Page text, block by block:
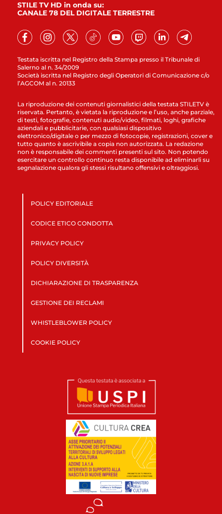
Testata iscritta nel Registro della Stampa presso il Tribunale di
Salerno al n. 34/2009
Società iscritta nel Registro degli Operatori di Comunicazione c/o
l’AGCOM al n. 20133
STILE TV HD in onda su:
CANALE 78 DEL DIGITALE TERRESTRE
La riproduzione dei contenuti giornalistici della testata STILETV è
riservata. Pertanto, è vietata la riproduzione e l’uso, anche parziale,
di testi, fotografie, contenuti audio/video, filmati, loghi, grafiche
aziendali e pubblicitarie, con qualsiasi dispositivo
elettronico/digitale o per mezzo di fotocopie, registrazioni, cover e
tutto quanto è ascrivibile a copia non autorizzata. La redazione
non è responsabile dei commenti presenti sul sito. Non potendo
esercitare un controllo continuo resta disponibile ad eliminarli su
segnalazione qualora gli stessi risultano offensivi e oltraggiosi.
POLICY EDITORIALE
CODICE ETICO CONDOTTA
PRIVACY POLICY
POLICY DIVERSITÀ
DICHIARAZIONE DI TRASPARENZA
GESTIONE DEI RECLAMI
WHISTLEBLOWER POLICY
COOKIE POLICY